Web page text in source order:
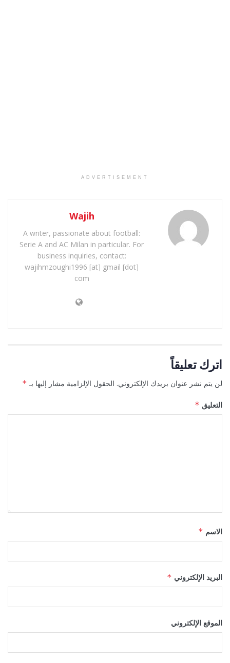
ADVERTISEMENT
Wajih
A writer, passionate about football:
Serie A and AC Milan in particular. For
business inquiries, contact:
wajihmzoughi1996 [at] gmail [dot]
com
اترك تعليقاً
لن يتم نشر عنوان بريدك الإلكتروني. الحقول الإلزامية مشار إليها بـ *
التعليق *
الاسم *
البريد الإلكتروني *
الموقع الإلكتروني